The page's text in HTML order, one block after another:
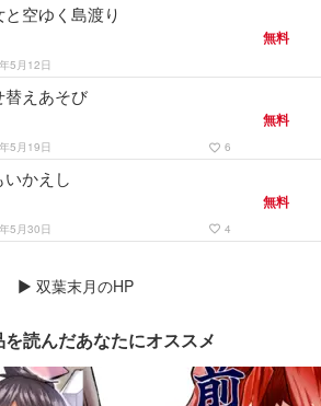
と空ゆく島渡り
5月12日
無料
替えあそび
5月19日 favorite_border 6
無料
いかえし
5月30日 favorite_border 4
無料
▶ 双葉末月のHP
を読んだあなたにオススメ